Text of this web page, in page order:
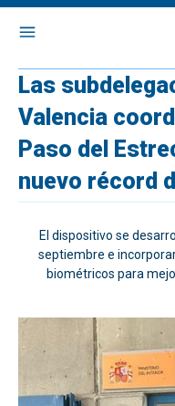
Las
Valencia
Paso del
nuevo récord
El dispositivo se
septiembre e
biométricos para